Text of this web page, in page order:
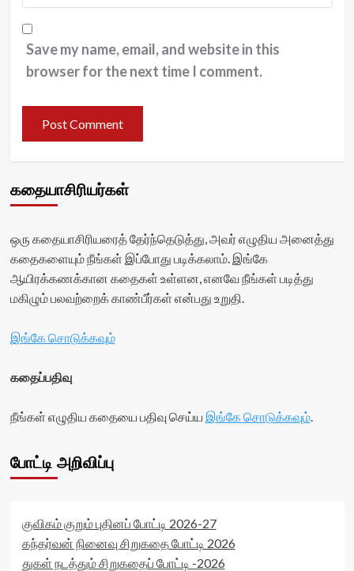
Save my name, email, and website in this
browser for the next time I comment.
கதையாசிரியர்கள்
ஒரு கதையாசிரியரைத் தேர்ந்தெடுத்து, அவர் எழுதிய அனைத்து
கதைகளையும் நீங்கள் இப்போது படிக்கலாம். இங்கே
ஆயிரக்கணக்கான கதைகள் உள்ளன, எனவே நீங்கள் படித்து
மகிழும் பலவற்றைக் காண்பீர்கள் என்பது உறுதி.
இங்கே சொடுக்கவும்
கதைப்பதிவு
நீங்கள் எழுதிய கதையை பதிவு செய்ய இங்கே சொடுக்கவும்.
போட்டி அறிவிப்பு
குவிகம் குறும் புதினப் போட்டி 2026-27
கந்தர்வன் நினைவு சிறுகதை போட்டி 2026
துகள் நடத்தும் சிறுகதைப் போட்டி -2026